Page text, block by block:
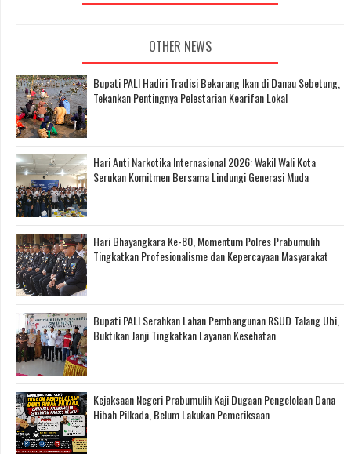
OTHER NEWS
Bupati PALI Hadiri Tradisi Bekarang Ikan di Danau Sebetung,
Tekankan Pentingnya Pelestarian Kearifan Lokal
Hari Anti Narkotika Internasional 2026: Wakil Wali Kota
Serukan Komitmen Bersama Lindungi Generasi Muda
Hari Bhayangkara Ke-80, Momentum Polres Prabumulih
Tingkatkan Profesionalisme dan Kepercayaan Masyarakat
Bupati PALI Serahkan Lahan Pembangunan RSUD Talang Ubi,
Buktikan Janji Tingkatkan Layanan Kesehatan
Kejaksaan Negeri Prabumulih Kaji Dugaan Pengelolaan Dana
Hibah Pilkada, Belum Lakukan Pemeriksaan